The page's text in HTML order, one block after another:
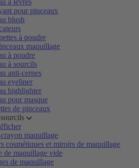
à lèvres
pour pinceaux
blush
à poudre
maquillage
à poudre
à sourcils
anti-cernes
eyeliner
highlighter
pour masque
de pinceaux
maquillage
cosmétiques et miroirs de maquillage
de maquillage vide
de maquillage